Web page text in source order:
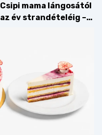
Csipi mama lángosától
az év strandételéig –